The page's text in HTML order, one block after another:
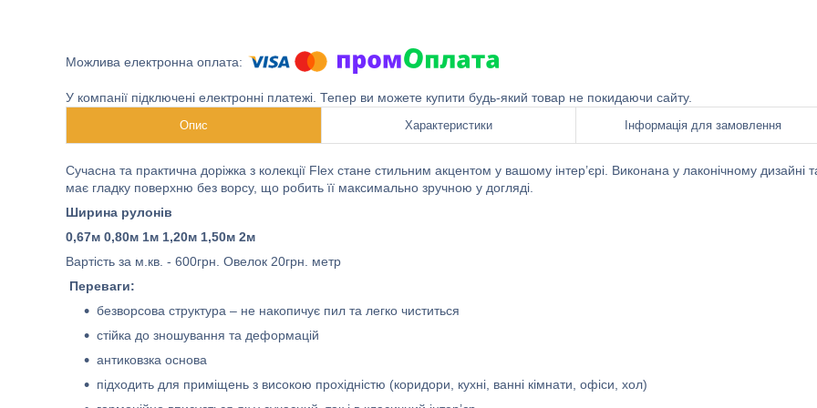
У компанії підключені електронні платежі. Тепер ви можете купити будь-який товар не покидаючи сайту.
Опис Характеристики Інформація для замовлення
Сучасна та практична доріжка з колекції Flex стане стильним акцентом у вашому інтер’єрі. Виконана у лаконічному дизайні
має гладку поверхню без ворсу, що робить її максимально зручною у догляді.
Ширина рулонів
0,67м 0,80м 1м 1,20м 1,50м 2м
Вартість за м.кв. - 600грн. Овелок 20грн. метр
Переваги:
безворсова структура – не накопичує пил та легко чиститься
стійка до зношування та деформацій
антиковзка основа
підходить для приміщень з високою прохідністю (коридори, кухні, ванні кімнати, офіси, хол)